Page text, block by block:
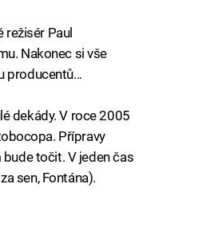
režisér Paul
Nakonec si vše
producentů...
dekády. V roce 2005
Přípravy
točit. V jeden čas
sen, Fontána).